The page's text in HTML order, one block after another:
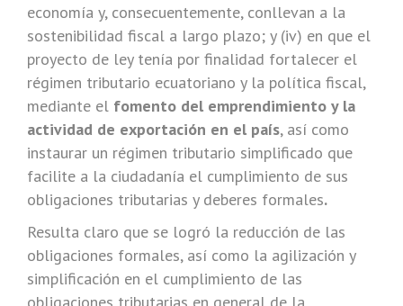
economía y, consecuentemente, conllevan a la
sostenibilidad fiscal a largo plazo; y (iv) en que el
proyecto de ley tenía por finalidad fortalecer el
régimen tributario ecuatoriano y la política fiscal,
mediante el fomento del emprendimiento y la
actividad de exportación en el país, así como
instaurar un régimen tributario simplificado que
facilite a la ciudadanía el cumplimiento de sus
obligaciones tributarias y deberes formales.
Resulta claro que se logró la reducción de las
obligaciones formales, así como la agilización y
simplificación en el cumplimiento de las